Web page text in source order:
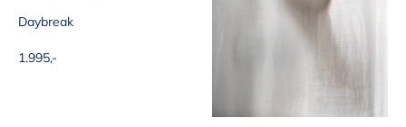
Daybreak
Aanbiedingsprijs
1.995,-